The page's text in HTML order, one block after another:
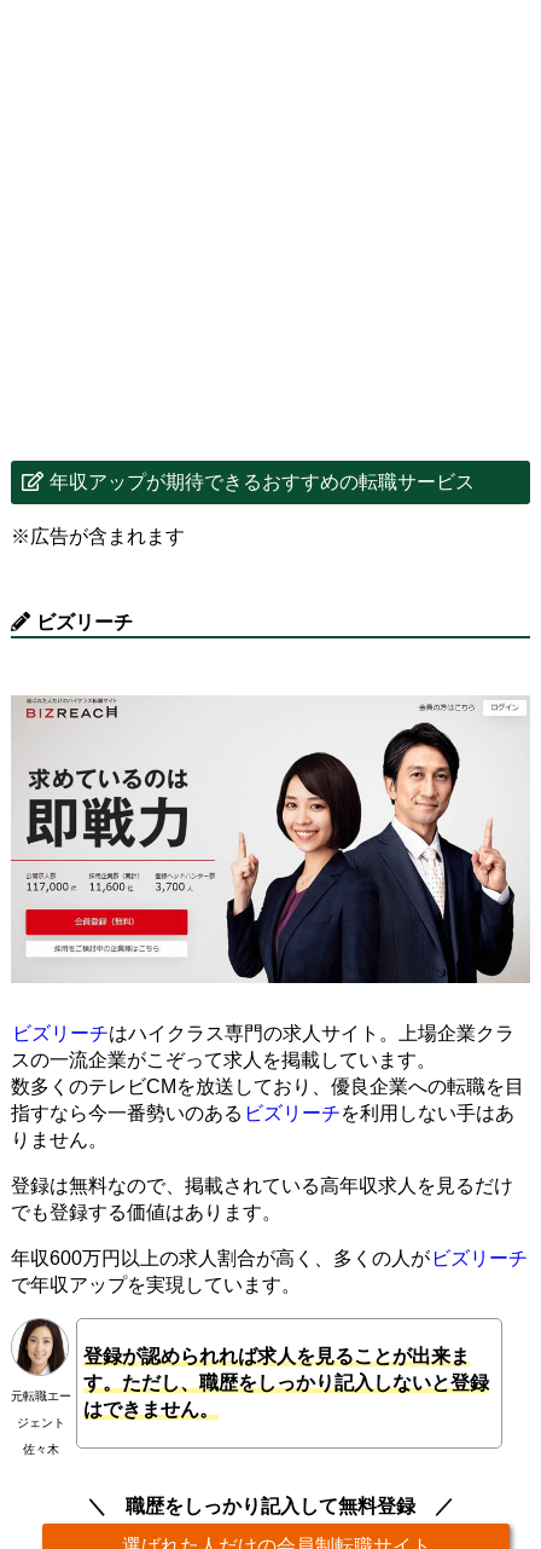
年収アップが期待できるおすすめの転職サービス
※広告が含まれます
ビズリーチ
ビズリーチはハイクラス専門の求人サイト。上場企業クラ
スの一流企業がこぞって求人を掲載しています。
数多くのテレビCMを放送しており、優良企業への転職を目
指すなら今一番勢いのある ビズリーチを利用しない手はあ
りません。
登録は無料なので、掲載されている高年収求人を見るだけ
でも登録する価値はあります。
年収600万円以上の求人割合が高く、多くの人が ビズリーチ
で年収アップを実現しています。
元転職エー
ジェント
佐々木
登録が認められれば求人を見ることが出来ま
す。ただし、職歴をしっかり記入しないと登録
はできません。
職歴をしっかり記入して無料登録